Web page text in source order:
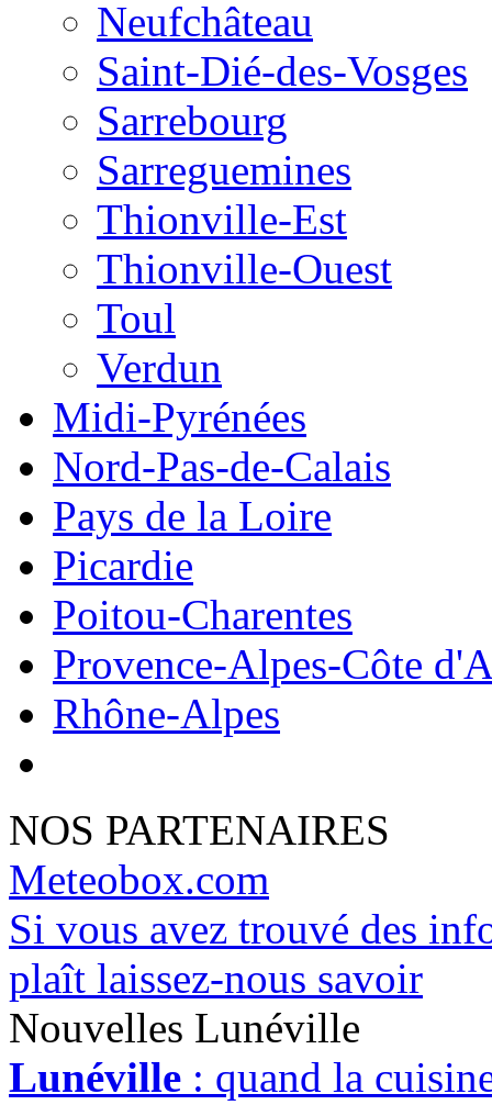
Neufchâteau
Saint-Dié-des-Vosges
Sarrebourg
Sarreguemines
Thionville-Est
Thionville-Ouest
Toul
Verdun
Midi-Pyrénées
Nord-Pas-de-Calais
Pays de la Loire
Picardie
Poitou-Charentes
Provence-Alpes-Côte
Rhône-Alpes
NOS PARTENAIRES
Meteobox.com
Si vous avez trouvé des
plaît laissez-nous savoir
Nouvelles Lunéville
Lunéville : quand la